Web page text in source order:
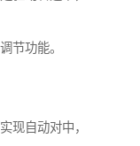
节功能。
现自动对中，